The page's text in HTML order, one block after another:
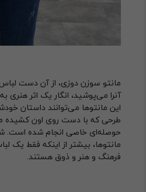
مانتو سوزن دوزی، از آن دست
آنرا می‌پوشید، انگار یک اثر هنری
این مانتوها می‌توانند داستان
طرحی که با دست روی اون کشیده
حوصله‌ای خاصی انجام شده است.
مانتوها، بیشتر از اینکه فقط یک
فرهنگ و هنر و ذوق هستند.